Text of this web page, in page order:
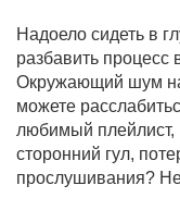
Надоело сидеть в
разбавить
Окружающий шум
можете
любимый плейлист,
сторонний гул,
прослушивания?
представления,